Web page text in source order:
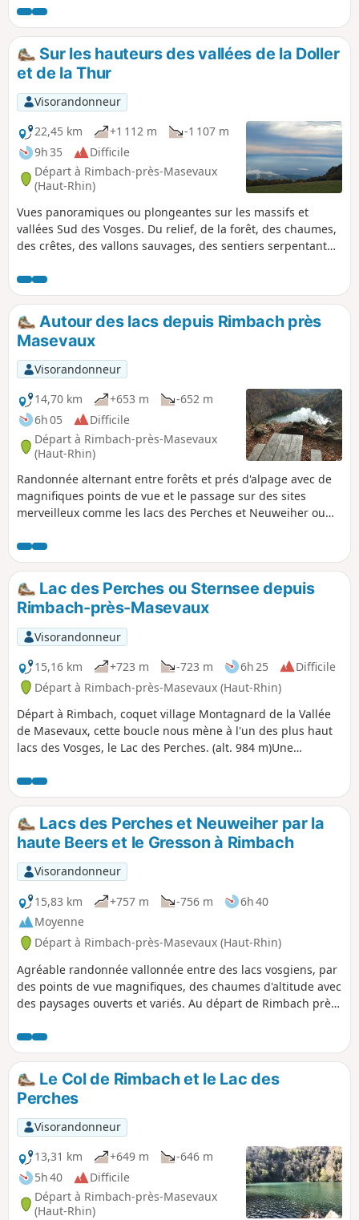
barrage de Kruth et Frenz. Magnifiques aperçus
des forêts sauvages du versant alsacien, du
massif du Ventron et bien sûr, plusieurs vues à
360° sur la chaîne des Vosges.
Sur les hauteurs des vallées de la Doller
et de la Thur
Visorandonneur
22,45 km
+1 112 m
-1 107 m
9h 35
Difficile
Départ à Rimbach-près-Masevaux
(Haut-Rhin)
Vues panoramiques ou plongeantes sur les massifs et
vallées Sud des Vosges. Du relief, de la forêt, des chaumes,
des crêtes, des vallons sauvages, des sentiers serpentant
beau et sauvage vallon, à la fin du parcours, entre le
Belacker et Rimbach !
Autour des lacs depuis Rimbach près
Masevaux
Visorandonneur
14,70 km
+653 m
-652 m
6h 05
Difficile
Départ à Rimbach-près-Masevaux
(Haut-Rhin)
Randonnée alternant entre forêts et prés d'alpage avec de
magnifiques points de vue et le passage sur des sites
merveilleux comme les lacs des Perches et Neuweiher ou
délicats pour les personnes qui seraient sujettes au vertige
et à la peur du vide sur le tronçon du GR®5 qui domine le
Lac des Perches.
Lac des Perches ou Sternsee depuis
Rimbach-près-Masevaux
Visorandonneur
15,16 km
+723 m -723 m 6h 25
Difficile
Départ à Rimbach-près-Masevaux (Haut-Rhin)
Départ à Rimbach, coquet village Montagnard de la Vallée
de Masevaux, cette boucle nous mène à l'un des plus haut
lacs des Vosges, le Lac des Perches. (alt. 984 m)Une
certes mais la récompense est là ; la vue sur le vallée est
magnifique et le lac est l'un des plus beaux du massif et
comme il n'est accessible qu'à pied, il est de plus bien
préservé.En forêt à l'ombre pour environ la moitié de ce très
joli parcours, les fonds de vallons, les pentes inférieures et
certaines crêtes tapissées d'herbages font le bonheur des
vaches pendant la période de mi-mai à septembre.Nous
avons classé ce parcours difficile, il le sera pour des
marcheurs occasionnels et de jeunes enfants, il est moyen
pour des randonneurs aguerris.
Lacs des Perches et Neuweiher par la
haute Beers et le Gresson à Rimbach
Visorandonneur
15,83 km
+757 m -756 m
6h 40
Moyenne
Départ à Rimbach-près-Masevaux (Haut-Rhin)
Agréable randonnée vallonnée entre des lacs vosgiens, par
des points de vue magnifiques, des chaumes d'altitude avec
des paysages ouverts et variés. Au départ de Rimbach près
montée au Col éponyme, suivi du GR®5 en surplomb de ce
lac, direction la Haute Beers (Abri). Douce descente par le
Seppiweg jusqu'au lacs Neuweiher, et remontée en
direction du Gresson (Ferme auberge). Descente vers
Ermensbach via le magnifique abri en fustes de Lagerwald
Hutte, puis cheminement en coteau, jusqu'à l'église de
Rimbach.
Le Col de Rimbach et le Lac des
Perches
Visorandonneur
13,31 km
+649 m
-646 m
5h 40
Difficile
Départ à Rimbach-près-Masevaux
(Haut-Rhin)